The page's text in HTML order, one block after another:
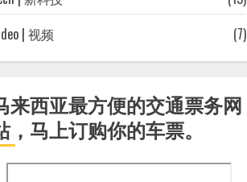
| 视频
(7)
来西亚最方便的交通票务网
，马上订购你的车票。